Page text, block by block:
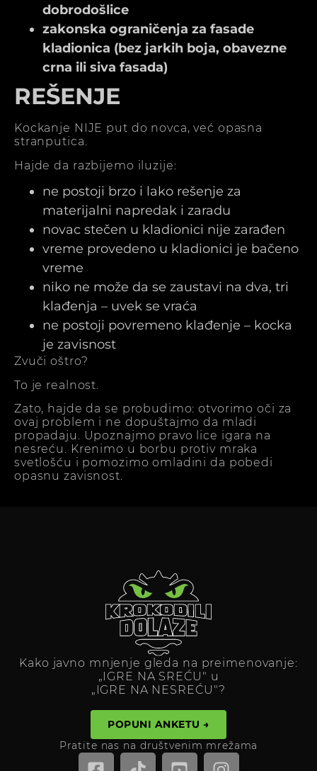
dobrodošlice
zakonska ograničenja za fasade
kladionica (bez jarkih boja, obavezne
crna ili siva fasada)
REŠENJE
Kockanje NIJE put do novca, već opasna
stranputica.
Hajde da razbijemo iluzije:
ne postoji brzo i lako rešenje za
materijalni napredak i zaradu
novac stečen u kladionici nije zarađen
vreme provedeno u kladionici je bačeno
vreme
niko ne može da se zaustavi na dva, tri
klađenja – uvek se vraća
ne postoji povremeno klađenje – kocka
je zavisnost
Zvuči oštro?
To je realnost.
Zato, hajde da se probudimo: otvorimo oči za
ovaj problem i ne dopuštajmo da mladi
propadaju. Upoznajmo pravo lice igara na
nesreću. Krenimo u borbu protiv mraka
svetlošću i pomozimo omladini da pobedi
opasnu zavisnost.
Kako javno mnjenje gleda na preimenovanje:
„IGRE NA SREĆU" u
„IGRE NA NESREĆU"?
POPUNI ANKETU →
Pratite nas na društvenim mrežama